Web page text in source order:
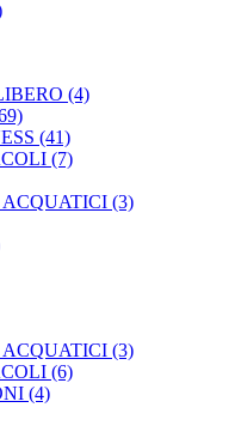
(4)
(41)
(7)
ACQUATICI (3)
ACQUATICI (3)
(6)
(4)